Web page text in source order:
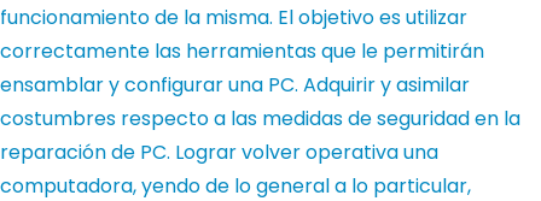
funcionamiento de la misma. El objetivo es utilizar
correctamente las herramientas que le permitirán
ensamblar y configurar una PC. Adquirir y asimilar
costumbres respecto a las medidas de seguridad en la
reparación de PC. Lograr volver operativa una
computadora, yendo de lo general a lo particular,